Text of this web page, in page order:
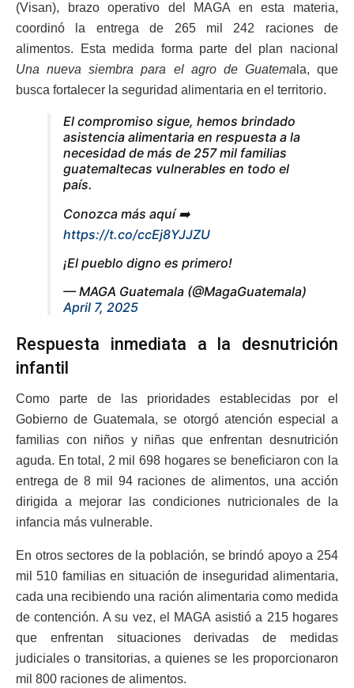
(Visan), brazo operativo del MAGA en esta materia,
coordinó la entrega de 265 mil 242 raciones de
alimentos. Esta medida forma parte del plan nacional
Una nueva siembra para el agro de Guatema la, que
busca fortalecer la seguridad alimentaria en el territorio.
El compromiso sigue, hemos brindado
asistencia alimentaria en respuesta a la
necesidad de más de 257 mil familias
guatemaltecas vulnerables en todo el
país.
Conozca más aquí ➡️
https://t.co/ccEj8YJJZU
¡El pueblo digno es primero!
— MAGA Guatemala (@MagaGuatemala)
April 7, 2025
Respuesta inmediata a la desnutrición
infantil
Como parte de las prioridades establecidas por el
Gobierno de Guatemala, se otorgó atención especial a
familias con niños y niñas que enfrentan desnutrición
aguda. En total, 2 mil 698 hogares se beneficiaron con la
entrega de 8 mil 94 raciones de alimentos, una acción
dirigida a mejorar las condiciones nutricionales de la
infancia más vulnerable.
En otros sectores de la población, se brindó apoyo a 254
mil 510 familias en situación de inseguridad alimentaria,
cada una recibiendo una ración alimentaria como medida
de contención. A su vez, el MAGA asistió a 215 hogares
que enfrentan situaciones derivadas de medidas
judiciales o transitorias, a quienes se les proporcionaron
mil 800 raciones de alimentos.